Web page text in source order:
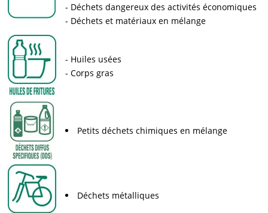
Déchets dangereux des activités économiques
Déchets et matériaux en mélange
Huiles usées
Corps gras
Petits déchets chimiques en mélange
Déchets métalliques